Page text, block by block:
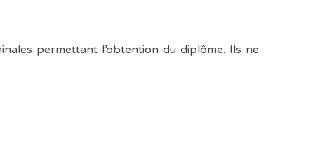
permettant l’obtention du diplôme. Ils ne